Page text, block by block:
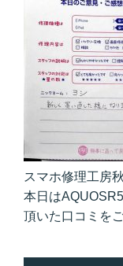
スマホ修理工房
本日は
頂いた口コミを